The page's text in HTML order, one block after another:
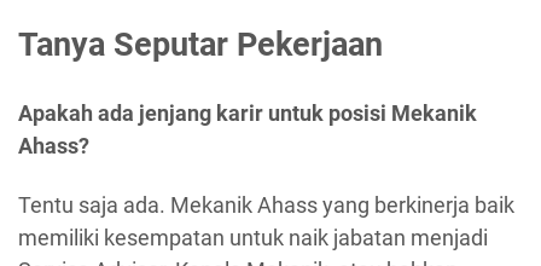
Tanya Seputar Pekerjaan
Apakah ada jenjang karir untuk posisi Mekanik
Ahass?
Tentu saja ada. Mekanik Ahass yang berkinerja baik
memiliki kesempatan untuk naik jabatan menjadi